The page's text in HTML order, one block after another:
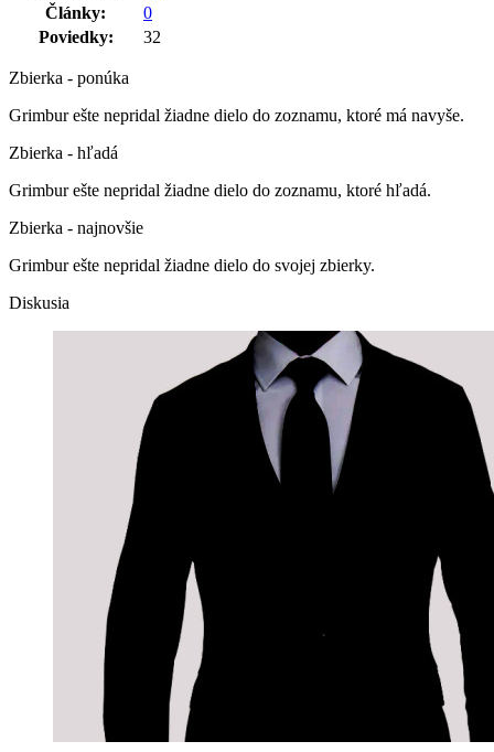
Články:
0
Poviedky:
32
Zbierka - ponúka
Grimbur ešte nepridal žiadne dielo do zoznamu, ktoré má navyše.
Zbierka - hľadá
Grimbur ešte nepridal žiadne dielo do zoznamu, ktoré hľadá.
Zbierka - najnovšie
Grimbur ešte nepridal žiadne dielo do svojej zbierky.
Diskusia